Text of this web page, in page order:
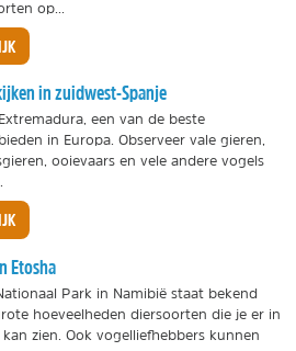
op...
in zuidwest-Spanje
een van de beste
in Europa. Observeer vale gieren,
ooievaars en vele andere vogels
Etosha
Park in Namibië staat bekend
hoeveelheden diersoorten die je er in
zien. Ook vogelliefhebbers kunnen